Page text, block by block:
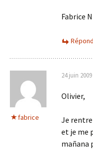
Fabrice
fabrice
24 juin
Olivier,
Je rentre
et je me
mañana